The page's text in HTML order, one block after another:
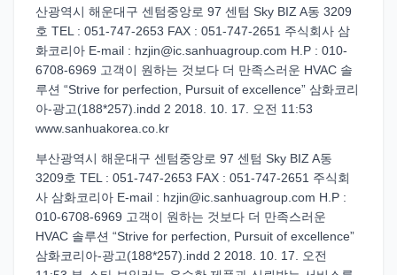
산광역시 해운대구 센텀중앙로 97 센텀 Sky BIZ A동 3209
호 TEL : 051-747-2653 FAX : 051-747-2651 주식회사 삼
화코리아 E-mail : hzjin@ic.sanhuagroup.com H.P : 010-
6708-6969 고객이 원하는 것보다 더 만족스러운 HVAC 솔
루션 “Strive for perfection, Pursuit of excellence” 삼화코리
아-광고(188*257).indd 2 2018. 10. 17. 오전 11:53
www.sanhuakorea.co.kr
부산광역시 해운대구 센텀중앙로 97 센텀 Sky BIZ A동
3209호 TEL : 051-747-2653 FAX : 051-747-2651 주식회
사 삼화코리아 E-mail : hzjin@ic.sanhuagroup.com H.P :
010-6708-6969 고객이 원하는 것보다 더 만족스러운
HVAC 솔루션 “Strive for perfection, Pursuit of excellence”
삼화코리아-광고(188*257).indd 2 2018. 10. 17. 오전